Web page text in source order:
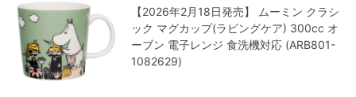
【2026年2月18日発売】 ムーミン クラシ
ック マグカップ(ラビングケア) 300cc オ
ーブン 電子レンジ 食洗機対応 (ARB801-
1082629)